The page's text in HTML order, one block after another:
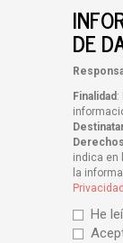
DE
Finalidad :
Derechos
indica en
la
Privacidad
He